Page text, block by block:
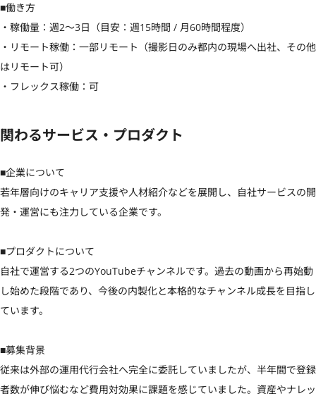
■働き方
・稼働量：週2〜3日（目安：週15時間 / 月60時間程度）
・リモート稼働：一部リモート（撮影日のみ都内の現場へ出社、その他
はリモート可）
・フレックス稼働：可
関わるサービス・プロダクト
■企業について
若年層向けのキャリア支援や人材紹介などを展開し、自社サービスの開
発・運営にも注力している企業です。
■プロダクトについて
自社で運営する2つのYouTubeチャンネルです。過去の動画から再始動
し始めた段階であり、今後の内製化と本格的なチャンネル成長を目指し
ています。
■募集背景
従来は外部の運用代行会社へ完全に委託していましたが、半年間で登録
者数が伸び悩むなど費用対効果に課題を感じていました。資産やナレッ